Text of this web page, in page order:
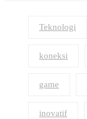
Teknologi
koneksi
game
inovatif